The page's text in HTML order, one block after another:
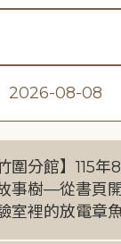
2026-08-08
圍分館】115
事樹—從書頁
室裡的放電章魚